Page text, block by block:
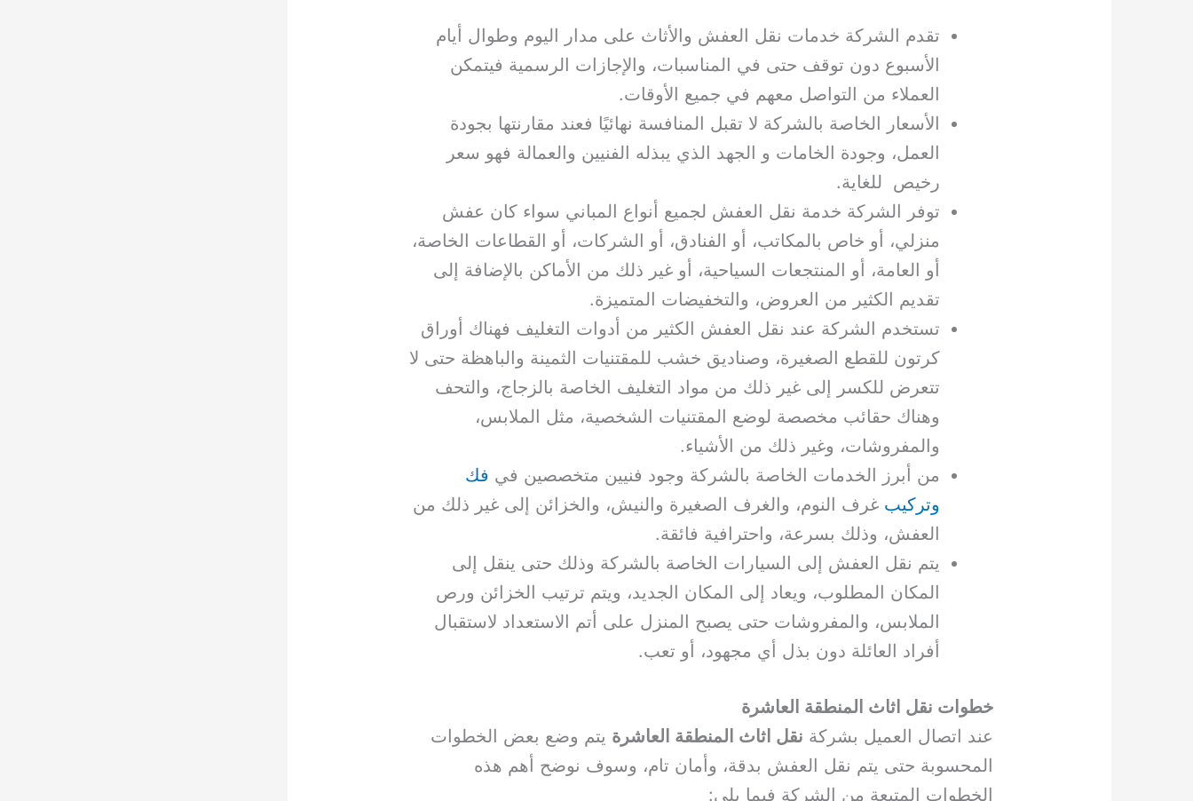
تقدم الشركة خدمات نقل العفش والأثاث على مدار اليوم وطوال أيام
الأسبوع دون توقف حتى في المناسبات، والإجازات الرسمية فيتمكن
العملاء من التواصل معهم في جميع الأوقات.
الأسعار الخاصة بالشركة لا تقبل المنافسة نهائيًا فعند مقارنتها بجودة
العمل، وجودة الخامات و الجهد الذي يبذله الفنيين والعمالة فهو سعر
رخيص للغاية.
توفر الشركة خدمة نقل العفش لجميع أنواع المباني سواء كان عفش
منزلي، أو خاص بالمكاتب، أو الفنادق، أو الشركات، أو القطاعات الخاصة،
أو العامة، أو المنتجعات السياحية، أو غير ذلك من الأماكن بالإضافة إلى
تقديم الكثير من العروض، والتخفيضات المتميزة.
تستخدم الشركة عند نقل العفش الكثير من أدوات التغليف فهناك أوراق
كرتون للقطع الصغيرة، وصناديق خشب للمقتنيات الثمينة والباهظة حتى لا
تتعرض للكسر إلى غير ذلك من مواد التغليف الخاصة بالزجاج، والتحف
وهناك حقائب مخصصة لوضع المقتنيات الشخصية، مثل الملابس،
والمفروشات، وغير ذلك من الأشياء.
من أبرز الخدمات الخاصة بالشركة وجود فنيين متخصصين في فك
وتركيب غرف النوم، والغرف الصغيرة والنيش، والخزائن إلى غير ذلك من
العفش، وذلك بسرعة، واحترافية فائقة.
يتم نقل العفش إلى السيارات الخاصة بالشركة وذلك حتى ينقل إلى
المكان المطلوب، ويعاد إلى المكان الجديد، ويتم ترتيب الخزائن ورص
الملابس، والمفروشات حتى يصبح المنزل على أتم الاستعداد لاستقبال
أفراد العائلة دون بذل أي مجهود، أو تعب.
خطوات نقل اثاث المنطقة العاشرة
عند اتصال العميل بشركة نقل اثاث المنطقة العاشرة يتم وضع بعض الخطوات
المحسوبة حتى يتم نقل العفش بدقة، وأمان تام، وسوف نوضح أهم هذه
الخطوات المتبعة من الشركة فيما يلي: